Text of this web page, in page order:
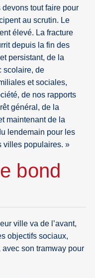
tout faire pour
au scrutin. Le
élevé. La fracture
depuis la fin des
persistant, de la
scolaire, de
et sociales,
de nos rapports
général, de la
maintenant de la
lendemain pour les
villes populaires. »
bond
ville va de l’avant,
objectifs sociaux,
son tramway pour